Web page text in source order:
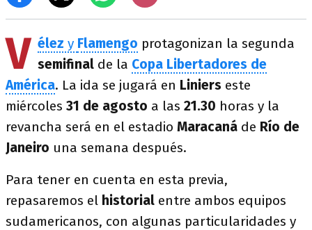
V élez y Flamengo protagonizan la segunda
semifinal de la Copa Libertadores de
América. La ida se jugará en Liniers este
miércoles 31 de agosto a las 21.30 horas y la
revancha será en el estadio Maracaná de Río de
Janeiro una semana después.
Para tener en cuenta en esta previa,
repasaremos el historial entre ambos equipos
sudamericanos, con algunas particularidades y